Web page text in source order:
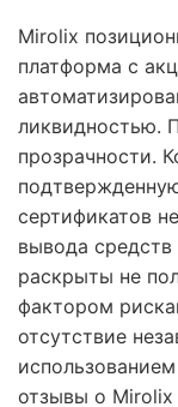
Mirolix
платформа с
ликвидностью.
прозрачности.
сертификатов
вывода
раскрыты не
фактором
отсутствие
отзывы о Mirolix